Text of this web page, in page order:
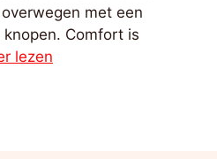
met een
Comfort is
lezen